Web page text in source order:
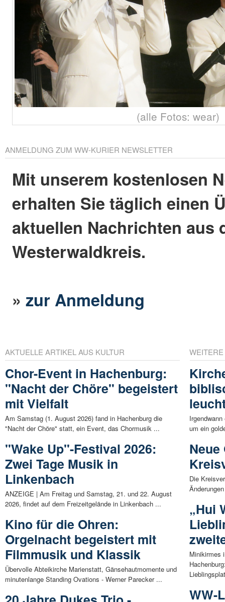
(alle Fotos: wear)
ANMELDUNG ZUM WW-KURIER NEWSLETTER
Mit unserem kostenlosen
erhalten Sie täglich einen
aktuellen Nachrichten aus
Westerwaldkreis.
»zur Anmeldung
AKTUELLE ARTIKEL AUS KULTUR
Chor-Event in Hachenburg:
"Nacht der Chöre" begeistert
mit Vielfalt
Am Samstag (1. August 2026) fand in Hachenburg die
"Nacht der Chöre" statt, ein Event, das Chormusik ...
"Wake Up"-Festival 2026:
Zwei Tage Musik in
Linkenbach
ANZEIGE | Am Freitag und Samstag, 21. und 22. August
2026, findet auf dem Freizeitgelände in Linkenbach ...
Kino für die Ohren:
Orgelnacht begeistert mit
Filmmusik und Klassik
Übervolle Abteikirche Marienstatt, Gänsehautmomente und
minutenlange Standing Ovations - Werner Parecker ...
um ein
Die
„Hui
Minikirmes
WW-